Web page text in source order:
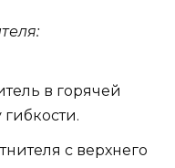
в горячей
с верхнего